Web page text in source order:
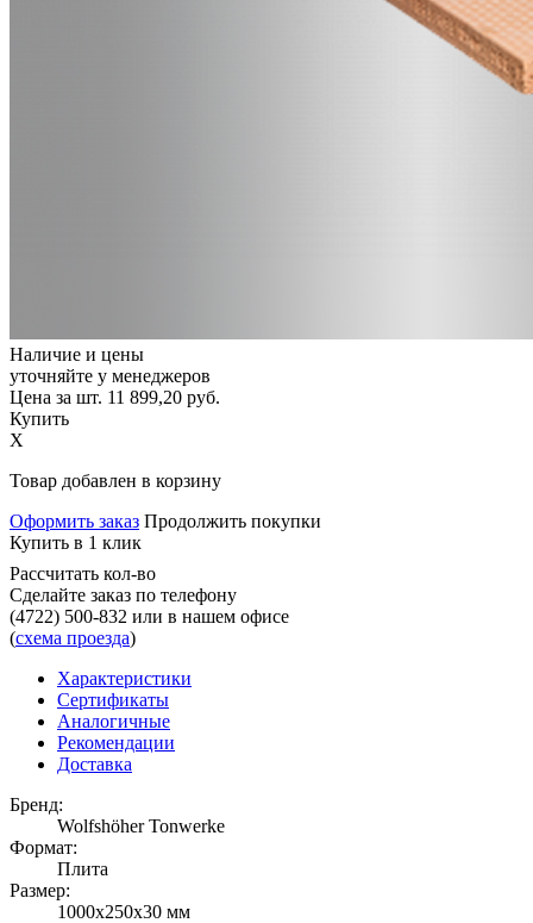
Наличие и цены
уточняйте у менеджеров
Цена за шт. 11 899,20 руб.
Купить
X
Товар добавлен в корзину
Оформить заказ Продолжить покупки
Купить в 1 клик
Рассчитать кол-во
Сделайте заказ по телефону
(4722) 500-832 или в нашем офисе
(схема проезда)
Характеристики
Сертификаты
Аналогичные
Рекомендации
Доставка
Бренд:
Wolfshöher Tonwerke
Формат:
Плита
Размер:
1000х250х30 мм